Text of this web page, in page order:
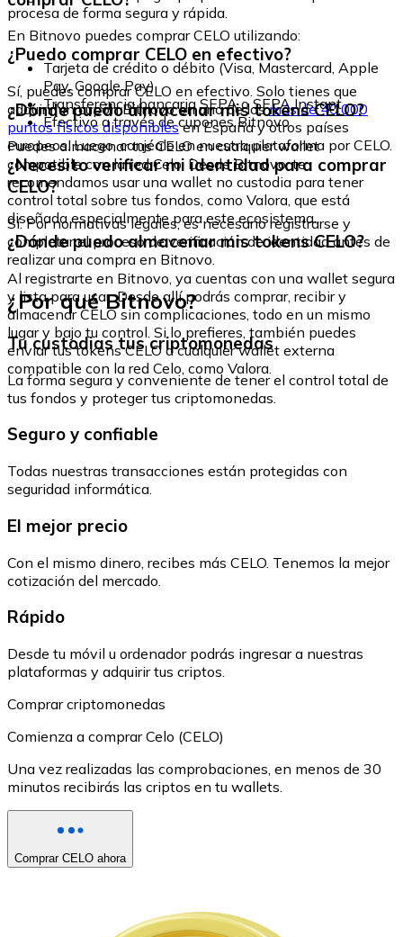
procesa de forma segura y rápida.
En Bitnovo puedes comprar CELO utilizando:
Tarjeta de crédito o débito (Visa, Mastercard, Apple
Pay, Google Pay)
Transferencia bancaria SEPA o SEPA Instant
Efectivo a través de cupones Bitnovo
¿Puedo comprar CELO en efectivo?
Sí, puedes comprar CELO en efectivo. Solo tienes que
adquirir un cupón Bitnovo en uno de losmás de 40.000
puntos físicos disponiblesen España y otros países
europeos. Luego, canjéalo en nuestra plataforma por CELO.
¿Dónde puedo almacenar mis tokens CELO?
Puedes almacenar tus CELO en cualquier wallet
compatible con la red Celo. Desde Bitnovo, te
recomendamos usar una wallet no custodia para tener
control total sobre tus fondos, como Valora, que está
diseñada especialmente para este ecosistema.
¿Necesito verificar mi identidad para comprar
CELO?
Sí. Por normativas legales, es necesario registrarse y
completar el proceso de verificación de identidad antes de
realizar una compra en Bitnovo.
¿Dónde puedo almacenar mis tokens CELO?
Al registrarte en Bitnovo, ya cuentas con una wallet segura
y lista para usar. Desde allí podrás comprar, recibir y
almacenar CELO sin complicaciones, todo en un mismo
lugar y bajo tu control. Si lo prefieres, también puedes
enviar tus tokens CELO a cualquier wallet externa
compatible con la red Celo, como Valora.
¿Por qué Bitnovo?
Tu custodias tus criptomonedas
La forma segura y conveniente de tener el control total de
tus fondos y proteger tus criptomonedas.
Seguro y confiable
Todas nuestras transacciones están protegidas con
seguridad informática.
El mejor precio
Con el mismo dinero, recibes más CELO. Tenemos la mejor
cotización del mercado.
Rápido
Desde tu móvil u ordenador podrás ingresar a nuestras
plataformas y adquirir tus criptos.
Comprar criptomonedas
Comienza a comprar Celo (CELO)
Una vez realizadas las comprobaciones, en menos de 30
minutos recibirás las criptos en tu wallets.
Comprar CELO ahora